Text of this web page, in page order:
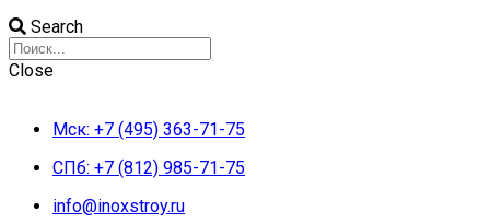
Search
Close
Мск: +7 (495) 363-71-75
СПб: +7 (812) 985-71-75
info@inoxstroy.ru